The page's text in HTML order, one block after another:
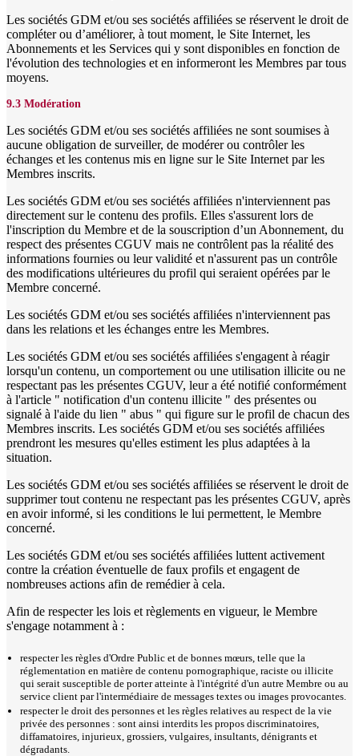
Les sociétés GDM et/ou ses sociétés affiliées se réservent le droit de
compléter ou d’améliorer, à tout moment, le Site Internet, les
Abonnements et les Services qui y sont disponibles en fonction de
l'évolution des technologies et en informeront les Membres par tous
moyens.
9.3 Modération
Les sociétés GDM et/ou ses sociétés affiliées ne sont soumises à
aucune obligation de surveiller, de modérer ou contrôler les
échanges et les contenus mis en ligne sur le Site Internet par les
Membres inscrits.
Les sociétés GDM et/ou ses sociétés affiliées n'interviennent pas
directement sur le contenu des profils. Elles s'assurent lors de
l'inscription du Membre et de la souscription d’un Abonnement, du
respect des présentes CGUV mais ne contrôlent pas la réalité des
informations fournies ou leur validité et n'assurent pas un contrôle
des modifications ultérieures du profil qui seraient opérées par le
Membre concerné.
Les sociétés GDM et/ou ses sociétés affiliées n'interviennent pas
dans les relations et les échanges entre les Membres.
Les sociétés GDM et/ou ses sociétés affiliées s'engagent à réagir
lorsqu'un contenu, un comportement ou une utilisation illicite ou ne
respectant pas les présentes CGUV, leur a été notifié conformément
à l'article " notification d'un contenu illicite " des présentes ou
signalé à l'aide du lien " abus " qui figure sur le profil de chacun des
Membres inscrits. Les sociétés GDM et/ou ses sociétés affiliées
prendront les mesures qu'elles estiment les plus adaptées à la
situation.
Les sociétés GDM et/ou ses sociétés affiliées se réservent le droit de
supprimer tout contenu ne respectant pas les présentes CGUV, après
en avoir informé, si les conditions le lui permettent, le Membre
concerné.
Les sociétés GDM et/ou ses sociétés affiliées luttent activement
contre la création éventuelle de faux profils et engagent de
nombreuses actions afin de remédier à cela.
Afin de respecter les lois et règlements en vigueur, le Membre
s'engage notamment à :
respecter les règles d'Ordre Public et de bonnes mœurs, telle que la
réglementation en matière de contenu pornographique, raciste ou illicite
qui serait susceptible de porter atteinte à l'intégrité d'un autre Membre ou au
service client par l'intermédiaire de messages textes ou images provocantes.
respecter le droit des personnes et les règles relatives au respect de la vie
privée des personnes : sont ainsi interdits les propos discriminatoires,
diffamatoires, injurieux, grossiers, vulgaires, insultants, dénigrants et
dégradants.